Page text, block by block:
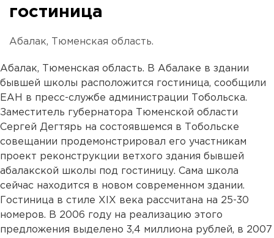
гостиница
Абалак, Тюменская область.
Абалак, Тюменская область. В Абалаке в здании
бывшей школы расположится гостиница, сообщили
ЕАН в пресс-службе администрации Тобольска.
Заместитель губернатора Тюменской области
Сергей Дегтярь на состоявшемся в Тобольске
совещании продемонстрировал его участникам
проект реконструкции ветхого здания бывшей
абалакской школы под гостиницу. Сама школа
сейчас находится в новом современном здании.
Гостиница в стиле XIX века рассчитана на 25-30
номеров. В 2006 году на реализацию этого
предложения выделено 3,4 миллиона рублей, в 2007